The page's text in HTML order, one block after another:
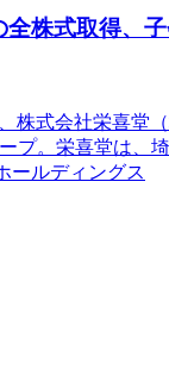
株式取得、
株式会社栄喜堂
プ。栄喜堂は、
ールディングス